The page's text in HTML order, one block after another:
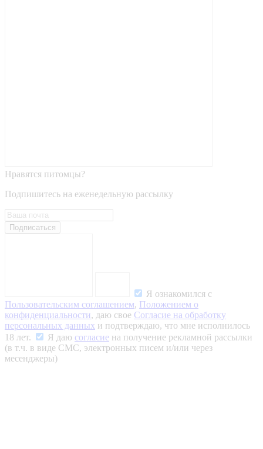
Нравятся питомцы?
Подпишитесь на еженедельную рассылку
Подписаться
Я ознакомился с
Пользовательским соглашением, Положением о
конфиденциальности, даю свое Согласие на обработку
персональных данных и подтверждаю, что мне исполнилось
18 лет.
Я даю согласие на получение рекламной рассылки
(в т.ч. в виде СМС, электронных писем и/или через
месенджеры)